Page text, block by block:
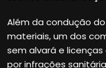
Além da condução
materiais, um dos
sem alvará e
por infrações